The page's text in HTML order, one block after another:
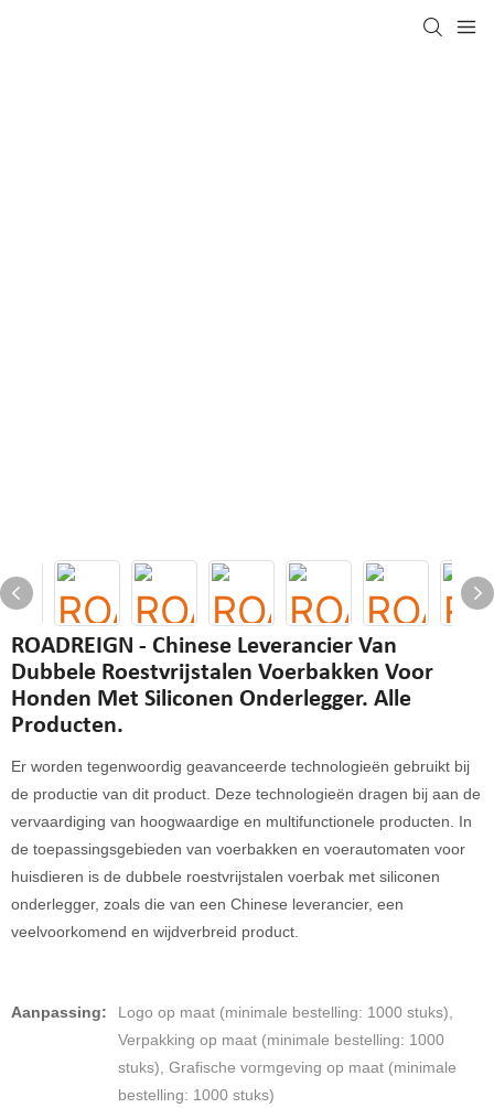
ROADREIGN - Chinese Leverancier Van
Dubbele Roestvrijstalen Voerbakken Voor
Honden Met Siliconen Onderlegger. Alle
Producten.
Er worden tegenwoordig geavanceerde technologieën gebruikt bij
de productie van dit product. Deze technologieën dragen bij aan de
vervaardiging van hoogwaardige en multifunctionele producten. In
de toepassingsgebieden van voerbakken en voerautomaten voor
huisdieren is de dubbele roestvrijstalen voerbak met siliconen
onderlegger, zoals die van een Chinese leverancier, een
veelvoorkomend en wijdverbreid product.
Aanpassing:
Logo op maat (minimale bestelling: 1000 stuks),
Verpakking op maat (minimale bestelling: 1000
stuks), Grafische vormgeving op maat (minimale
bestelling: 1000 stuks)